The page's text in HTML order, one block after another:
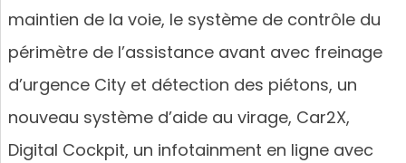
maintien de la voie, le système de contrôle du
périmètre de l’assistance avant avec freinage
d’urgence City et détection des piétons, un
nouveau système d’aide au virage, Car2X,
Digital Cockpit, un infotainment en ligne avec